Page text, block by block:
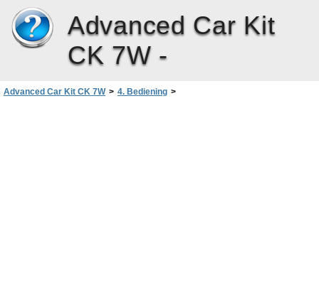
Advanced Car Kit
CK 7W -
Advanced Car Kit CK 7W > 4. Bediening >